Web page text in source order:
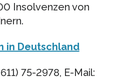
Insolvenzen von
in Deutschland
75-2978, E-Mail: